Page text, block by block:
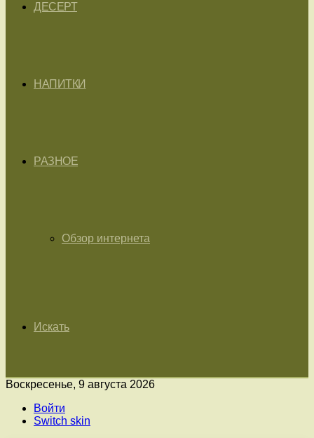
ДЕСЕРТ
НАПИТКИ
РАЗНОЕ
Обзор интернета
Искать
Воскресенье, 9 августа 2026
Войти
Switch skin